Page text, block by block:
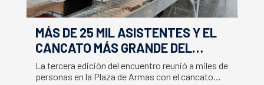
MÁS DE 25 MIL ASISTENTES Y EL
CANCATO MÁS GRANDE DEL
MUNDO MARCAN EXITOSO CIERRE
DE LA SEMANA DEL SALMÓN
La tercera edición del encuentro reunió a miles de
personas en la Plaza de Armas con el cancato